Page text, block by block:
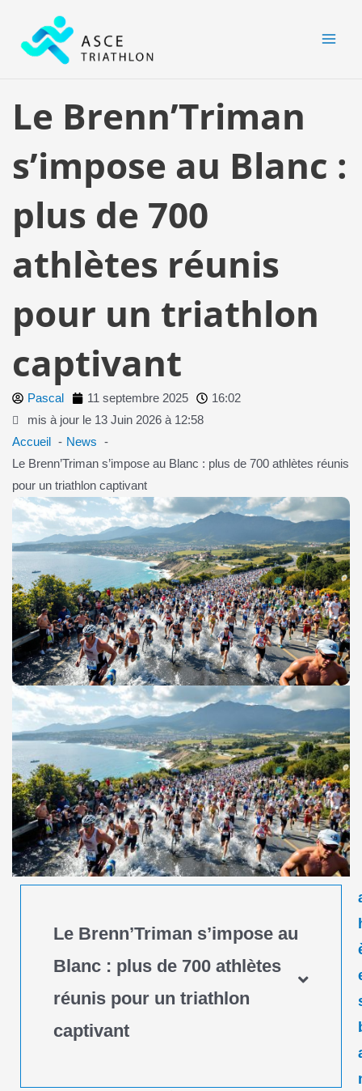
contenu
Le Brenn’Triman
s’impose au Blanc :
plus de 700
athlètes réunis
pour un triathlon
captivant
Pascal 11 septembre 2025
16:02
mis à jour le 13 Juin 2026 à 12:58
Accueil
News
Le Brenn’Triman s’impose au Blanc : plus de 700 athlètes réunis
pour un triathlon captivant
Le Brenn’Triman s’impose au
Blanc : plus de 700 athlètes
réunis pour un triathlon
captivant